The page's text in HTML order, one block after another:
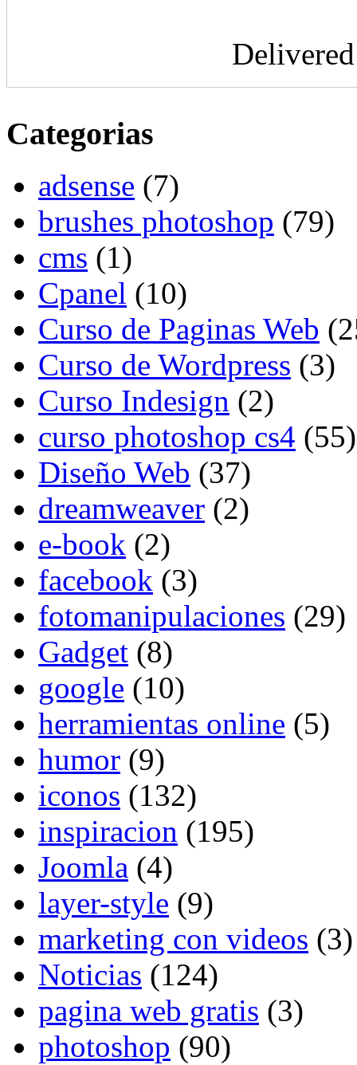
Categorias
adsense (7)
brushes photoshop (79)
cms (1)
Cpanel (10)
Curso de Paginas Web
Curso de Wordpress (3)
Curso Indesign (2)
curso photoshop cs4 (55)
Diseño Web (37)
dreamweaver (2)
e-book (2)
facebook (3)
fotomanipulaciones (29)
Gadget (8)
google (10)
herramientas online (5)
humor (9)
iconos (132)
inspiracion (195)
Joomla (4)
layer-style (9)
marketing con videos (3)
Noticias (124)
pagina web gratis (3)
photoshop (90)